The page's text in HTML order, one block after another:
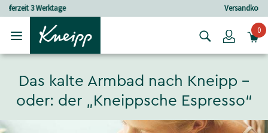
Skip to main content
Skip to footer content
Login0
Das kalte Armbad nach Kneipp –
oder: der „Kneippsche Espresso“